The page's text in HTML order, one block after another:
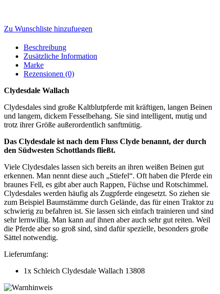
Zu Wunschliste hinzufuegen
Beschreibung
Zusätzliche Information
Marke
Rezensionen (0)
Clydesdale Wallach
Clydesdales sind große Kaltblutpferde mit kräftigen, langen Beinen
und langem, dickem Fesselbehang. Sie sind intelligent, mutig und
trotz ihrer Größe außerordentlich sanftmütig.
Das Clydesdale ist nach dem Fluss Clyde benannt, der durch
den Südwesten Schottlands fließt.
Viele Clydesdales lassen sich bereits an ihren weißen Beinen gut
erkennen. Man nennt diese auch „Stiefel“. Oft haben die Pferde ein
braunes Fell, es gibt aber auch Rappen, Füchse und Rotschimmel.
Clydesdales werden häufig als Zugpferde eingesetzt. So ziehen sie
zum Beispiel Baumstämme durch Gelände, das für einen Traktor zu
schwierig zu befahren ist. Sie lassen sich einfach trainieren und sind
sehr lernwillig. Man kann auf ihnen aber auch sehr gut reiten. Weil
die Pferde aber so groß sind, sind dafür spezielle, besonders große
Sättel notwendig.
Lieferumfang:
1x Schleich Clydesdale Wallach 13808